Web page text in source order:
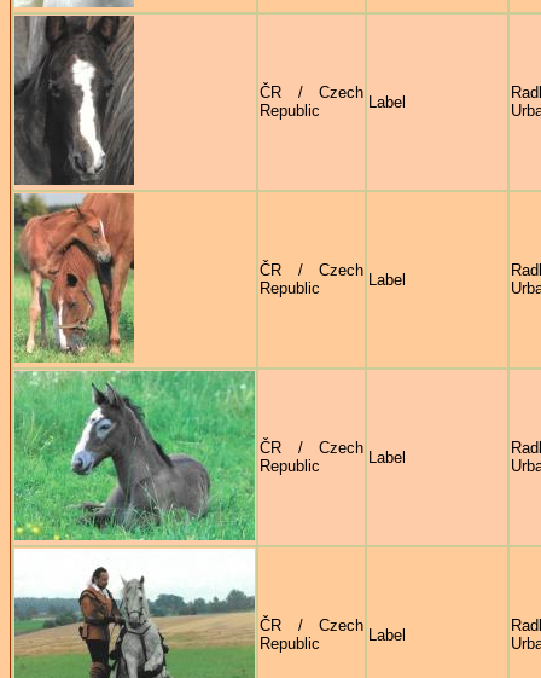
ČR / Czech
Republic
Label
ČR / Czech
Republic
Label
ČR / Czech
Republic
Label
ČR / Czech
Republic
Label